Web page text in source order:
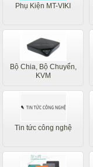
Phụ Kiện MT-VIKI
Bộ Chia, Bộ Chuyển,
KVM
Tin tức công nghệ